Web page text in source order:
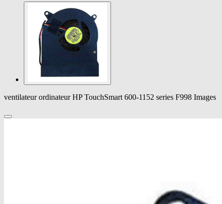
ventilateur ordinateur HP TouchSmart 600-1152 series F998 Images